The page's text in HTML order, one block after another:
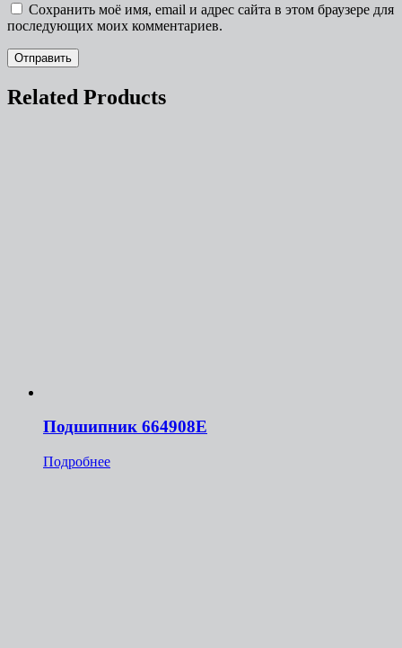
Сохранить моё имя, email и адрес сайта в этом браузере для
последующих моих комментариев.
Related Products
Подшипник 664908Е
Подробнее